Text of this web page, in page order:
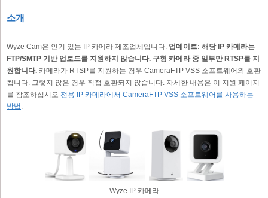
소개
Wyze Cam은 인기 있는 IP 카메라 제조업체입니다. 업데이트: 해당 IP 카메라는
FTP/SMTP 기반 업로드를 지원하지 않습니다. 구형 카메라 중 일부만 RTSP를 지
원합니다. 카메라가 RTSP를 지원하는 경우 CameraFTP VSS 소프트웨어와 호환
됩니다. 그렇지 않은 경우 직접 호환되지 않습니다. 자세한 내용은 이 지원 페이지
를 참조하십시오 전용 IP 카메라에서 CameraFTP VSS 소프트웨어를 사용하는
방법 .
Wyze IP 카메라